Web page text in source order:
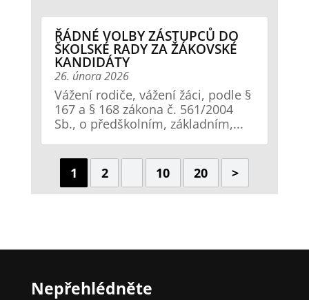
ŘÁDNÉ VOLBY ZÁSTUPCŮ DO
ŠKOLSKÉ RADY ZA ŽÁKOVSKÉ
KANDIDÁTY
26. února 2026
Vážení rodiče, vážení žáci, podle §
167 a § 168 zákona č. 561/2004
Sb., o předškolním, základním,...
1 2 10 20 >
Nepřehlédněte